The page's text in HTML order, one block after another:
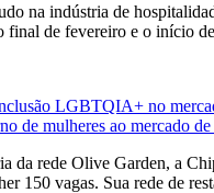
na indústria de
final de fevereiro e o início
LGBTQIA+ no
de mulheres ao mercado
da rede Olive Garden, a
150 vagas. Sua rede de